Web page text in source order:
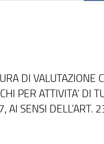
DI VALUTAZIONE
PER ATTIVITA’ DI
AI SENSI